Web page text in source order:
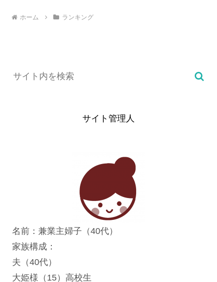
ホーム ランキング
サイト管理人
名前：兼業主婦子（40代）
家族構成：
夫（40代）
大姫様（15）高校生